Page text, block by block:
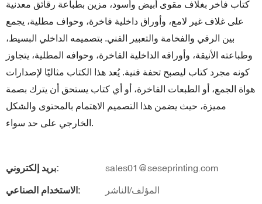
كتاب فاخر بغلاف مقوى أبيض وأسود، مزين بطباعة رقائق معدنية
على غلاف غير لامع، وأوراق داخلية فاخرة، وحواف مطلية، يجمع
بين الرقي والفخامة والتعبير الفني. بتصميمه الداخلي البسيط،
وطباعته الأنيقة، وأوراقه الداخلية الفاخرة، وحوافه المطلية، يتجاوز
كونه مجرد كتاب ليصبح تحفة فنية. يُعد هذا الكتاب مثاليًا لإصدارات
هواة الجمع، أو الطبعات الفاخرة، أو أي كتاب يستحق أن يترك بصمة
مميزة، حيث يضمن هذا التصميم الاهتمام بالمحتوى والشكل
الخارجي على حد سواء.
بريد إلكتروني: sales01@seseprinting.com
الاستخدام الصناعي: المؤلف/الناشر